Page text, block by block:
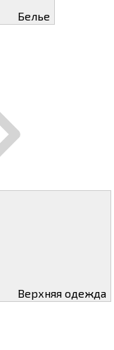
Белье
Верхняя одежда